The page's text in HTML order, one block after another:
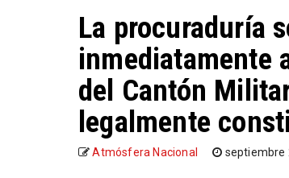
La procuraduría
inmediatamente
del Cantón
legalmente
Atmósfera Nacional septiembre